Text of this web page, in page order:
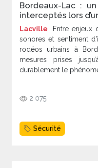
Bordeaux-Lac :
interceptés lors
Lacville . Entre
sonores et sentiment
rodéos urbains à
mesures prises
durablement le
2 075
Sécurité